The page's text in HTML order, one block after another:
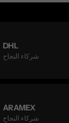
DHL
شركاء النجاح
ARAMEX
شركاء النجاح